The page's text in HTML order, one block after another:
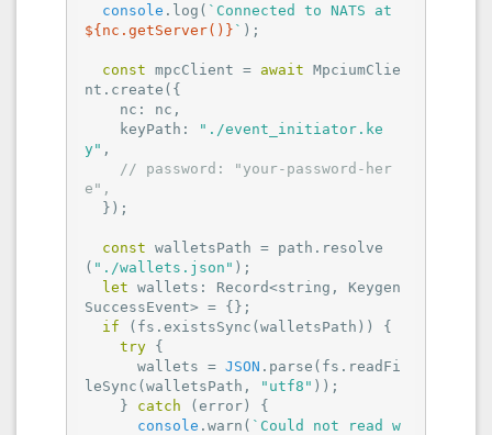
console .log(
${nc.getServer()} ` );
const mpcClient = await MpciumClie
nt.create({
nc : nc,
keyPath :
"./event_initiator.ke
y" ,
// password: "your-password-her
e",
const walletsPath = path.resolve
( "./wallets.json" );
let wallets: Record<string, Keygen
SuccessEvent> = {};
if (fs.existsSync(walletsPath)) {
try {
      wallets =
JSON .parse(fs.readFi
leSync(walletsPath,
"utf8" ));
    }
catch (error) {
console .warn( `Could not read w